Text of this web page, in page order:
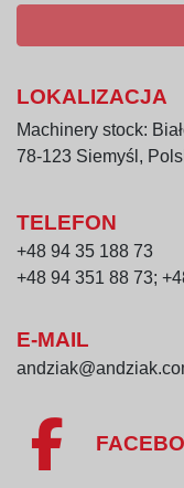
LOKALIZACJA
Machinery stock:
78-123 Siemyśl,
TELEFON
+48 94 35 188 73
+48 94 351 88 73;
E-MAIL